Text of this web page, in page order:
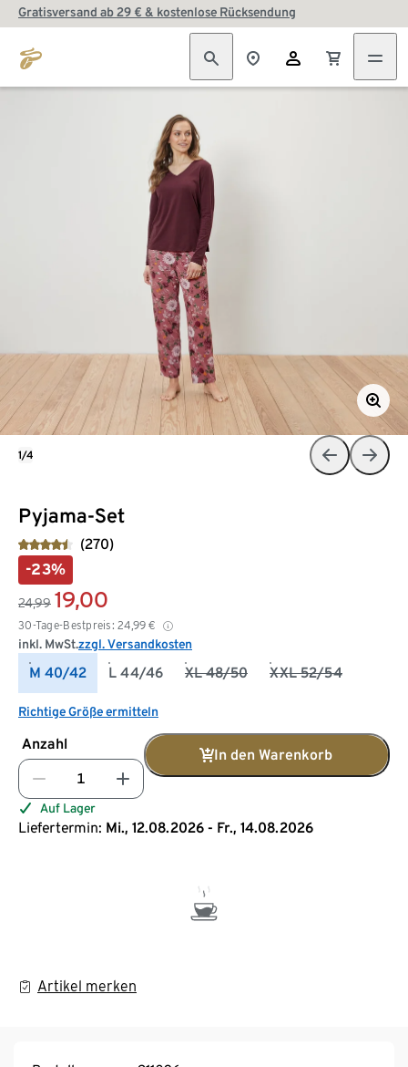
Gratisversand ab 29 € & kostenlose Rücksendung
Pyjama-Set
(270)
-23%
24,99 19,00
30-Tage-Bestpreis: 24,99 €
inkl. MwSt.zzgl. Versandkosten
M 40/42 L 44/46 XL 48/50 XXL 52/54
Richtige Größe ermitteln
Anzahl
In den Warenkorb
Auf Lager
Liefertermin: Mi., 12.08.2026 - Fr., 14.08.2026
Artikel merken
1/4